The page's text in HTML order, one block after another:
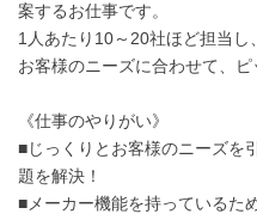
案するお仕事です。
1人あたり10～20社ほど担当し
お客様のニーズに合わせて、ピ
《仕事のやりがい》
■じっくりとお客様のニーズを
題を解決！
■メーカー機能を持っているた